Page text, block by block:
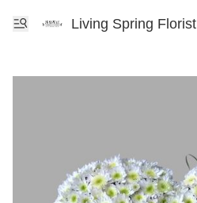
Living Spring Florist